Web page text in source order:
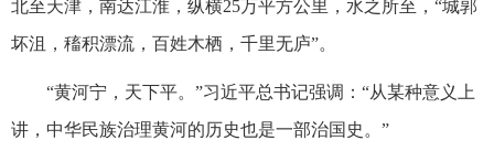
北至天津，南达江淮，纵横25万平方公里，水之所至，“城郭
坏沮，稸积漂流，百姓木栖，千里无庐”。
“黄河宁，天下平。”习近平总书记强调：“从某种意义上
讲，中华民族治理黄河的历史也是一部治国史。”